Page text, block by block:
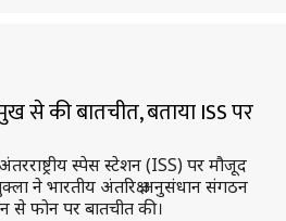
से की बातचीत, बताया ISS पर
स्पेस स्टेशन (ISS) पर मौजूद
ने भारतीय अंतरिक्ष अनुसंधान संगठन
से फोन पर बातचीत की।